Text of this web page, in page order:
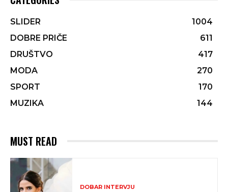
SLIDER
1004
DOBRE PRIČE
611
DRUŠTVO
417
MODA
270
SPORT
170
MUZIKA
144
MUST READ
DOBAR INTERVJU